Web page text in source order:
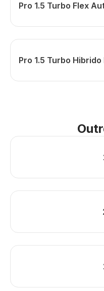
Pro 1.5 Turbo Flex
Pro 1.5 Turbo